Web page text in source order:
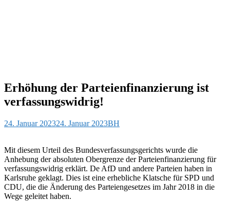
Erhöhung der Parteienfinanzierung ist
verfassungswidrig!
24. Januar 202324. Januar 2023BH
Mit diesem Urteil des Bundesverfassungsgerichts wurde die
Anhebung der absoluten Obergrenze der Parteienfinanzierung für
verfassungswidrig erklärt. De AfD und andere Parteien haben in
Karlsruhe geklagt. Dies ist eine erhebliche Klatsche für SPD und
CDU, die die Änderung des Parteiengesetzes im Jahr 2018 in die
Wege geleitet haben.